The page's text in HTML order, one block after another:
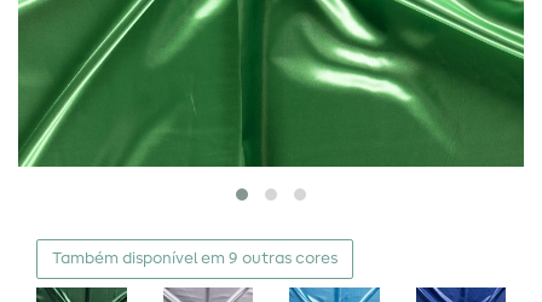
Também disponível em 9 outras cores